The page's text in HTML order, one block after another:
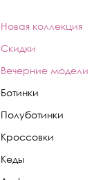
Новая коллекция
Скидки
Вечерние модели
Ботинки
Полуботинки
Кроссовки
Кеды